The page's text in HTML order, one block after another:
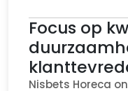
Focus op
Nisbets Horeca